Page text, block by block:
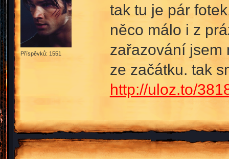
Příspěvků: 1551
tak tu je pár
něco málo i z
zařazování jsem
ze začátku. tak
http://uloz.to/